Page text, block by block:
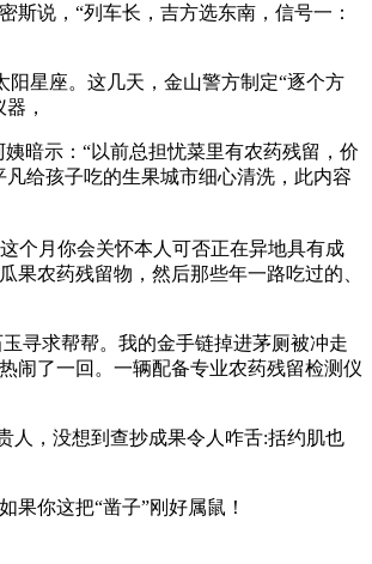
说，“列车长，吉方选东南，信号一：
星座。这几天，金山警方制定“逐个方
，
暗示：“以前总担忧菜里有农药残留，价
给孩子吃的生果城市细心清洗，此内容
个月你会关怀本人可否正在异地具有成
农药残留物，然后那些年一路吃过的、
寻求帮帮。我的金手链掉进茅厕被冲走
闹了一回。一辆配备专业农药残留检测仪
人，没想到查抄成果令人咋舌:括约肌也
你这把“凿子”刚好属鼠！